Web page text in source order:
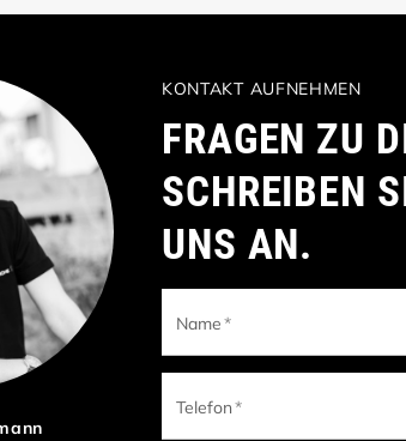
KONTAKT AUFNEHMEN
FRAGEN ZU
SCHREIBEN
UNS AN.
Name*
Telefon*